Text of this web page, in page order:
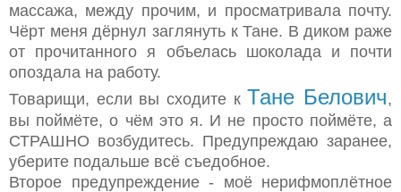
массажа, между прочим, и просматривала почту.
Чёрт меня дёрнул заглянуть к Тане. В диком раже
от прочитанного я объелась шоколада и почти
опоздала на работу.
Товарищи, если вы сходите к Тане Белович,
вы поймёте, о чём это я. И не просто поймёте, а
СТРАШНО возбудитесь. Предупреждаю заранее,
уберите подальше всё съедобное.
Второе предупреждение - моё нерифмоплётное